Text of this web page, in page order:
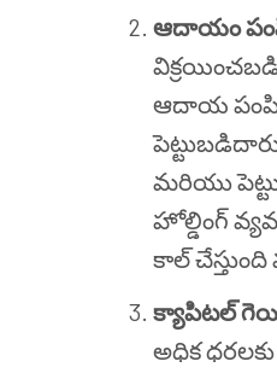
ఆదాయం
ఆదాయ
మరియు
హోల్డింగ్
కాల్
క్యాపిటల్
అధిక